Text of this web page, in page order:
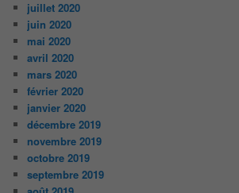
juillet 2020
juin 2020
mai 2020
avril 2020
mars 2020
février 2020
janvier 2020
décembre 2019
novembre 2019
octobre 2019
septembre 2019